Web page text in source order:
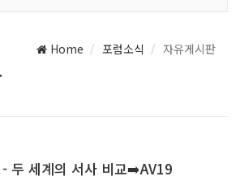
Home 포럼소식 자유게시판
두 세계의 서사 비교➡️AV19